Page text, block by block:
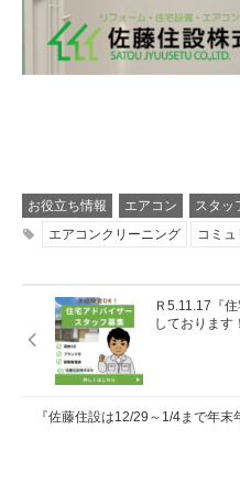
お役立ち情報 エアコン スタッ
エアコンクリーニング
コミュ
Ｒ5.11.17『
しております！
『佐藤住設は12/29～1/4まで年末